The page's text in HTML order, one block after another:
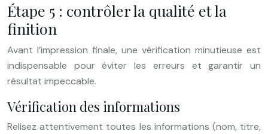
Étape 5 : contrôler la qualité et la
finition
Avant l’impression finale, une vérification minutieuse est
indispensable pour éviter les erreurs et garantir un
résultat impeccable.
Vérification des informations
Relisez attentivement toutes les informations (nom, titre,